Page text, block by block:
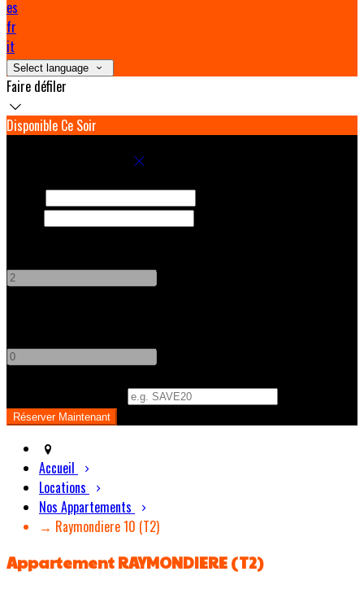
es
fr
it
Select language
Faire défiler
Disponible Ce Soir
Accueil
Locations
Nos Appartements
→ Raymondiere 10 (T2)
Appartement RAYMONDIERE (T2)